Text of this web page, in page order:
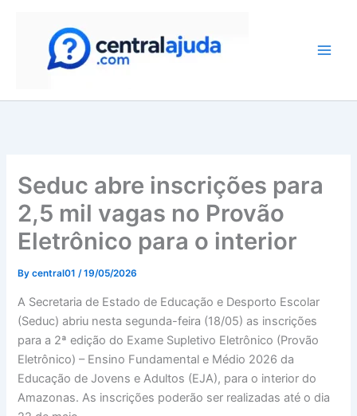
Seduc abre inscrições para
2,5 mil vagas no Provão
Eletrônico para o interior
Bycentral01/19/05/2026
A Secretaria de Estado de Educação e Desporto Escolar
(Seduc) abriu nesta segunda-feira (18/05) as inscrições
para a 2ª edição do Exame Supletivo Eletrônico (Provão
Eletrônico) – Ensino Fundamental e Médio 2026 da
Educação de Jovens e Adultos (EJA), para o interior do
Amazonas. As inscrições poderão ser realizadas até o dia